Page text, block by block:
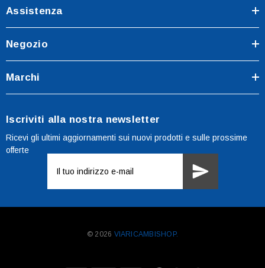
Assistenza
Negozio
Marchi
Iscriviti alla nostra newsletter
Ricevi gli ultimi aggiornamenti sui nuovi prodotti e sulle prossime
offerte
mail
© 2026 VIARICAMBISHOP.